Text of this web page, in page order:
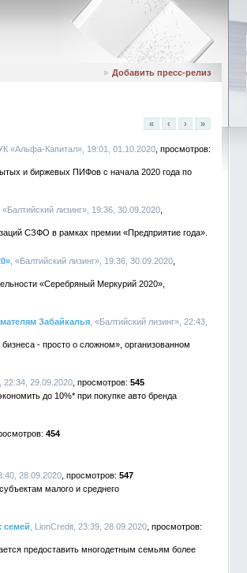
» Добавить пресс-релиз
« ‹ › »
УК «Альфа-Капитал», 19:01, 01.10.2020
и биржевых ПИФов с начала 2020 года по
, «Балтийский лизинг», 19:36, 30.09.2020
СЗФО в рамках премии «Предприятие года».
, «Балтийский лизинг», 19:36, 30.09.2020
«Серебряный Меркурий 2020»,
Забайкалья , «Балтийский лизинг», 22:43,
- просто о сложном», организованном
22:34, 29.09.2020
545
до 10%* при покупке авто бренда
454
28.09.2020
547
малого и среднего
семей , LionCredit, 23:39, 28.09.2020
предоставить многодетным семьям более